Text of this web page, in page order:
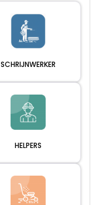
SCHRIJNWERKER
HELPERS